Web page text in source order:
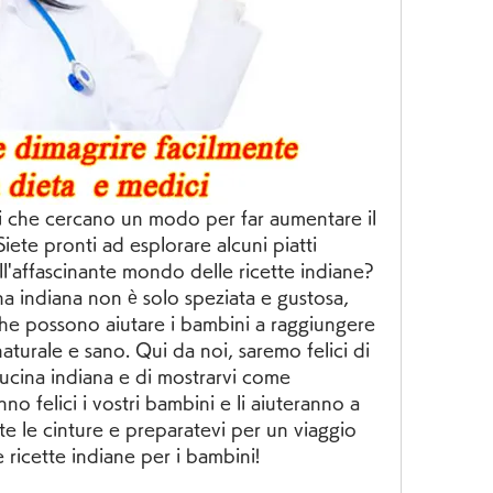
cercano un modo per far aumentare il
pronti ad esplorare alcuni piatti
mondo delle ricette indiane?
indiana non è solo speziata e gustosa,
possono aiutare i bambini a raggiungere
e sano. Qui da noi, saremo felici di
indiana e di mostrarvi come
felici i vostri bambini e li aiuteranno a
le cinture e preparatevi per un viaggio
ricette indiane per i bambini!